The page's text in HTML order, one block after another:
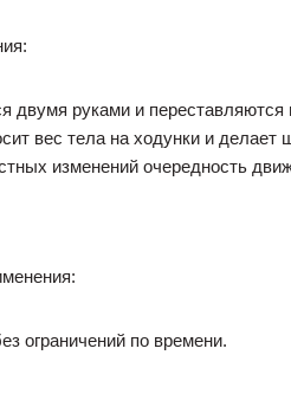
двумя руками и переставляются
вес тела на ходунки и
изменений очередность
ограничений по времени.